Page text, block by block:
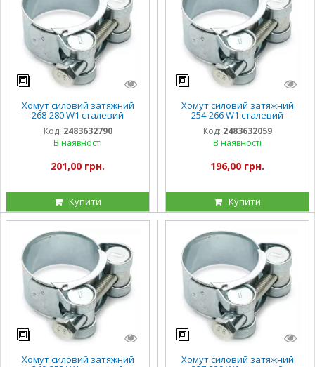
Хомут силовий затяжний
268-280 W1 сталевий
Код: 2483632790
В наявності
201,00 грн.
Купити
Хомут силовий затяжний
254-266 W1 сталевий
Код: 2483632059
В наявності
196,00 грн.
Купити
Хомут силовий затяжний Хомут силовий затяжний